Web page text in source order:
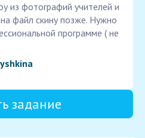
из фотографий учителей и
файл скину позже. Нужно
программе ( не
задание